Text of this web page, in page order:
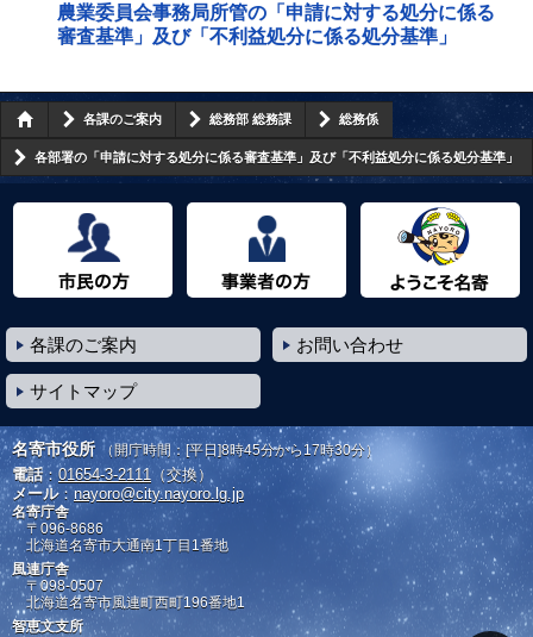
農業委員会事務局所管の「申請に対する処分に係る
審査基準」及び「不利益処分に係る処分基準」
各課のご案内 総務部 総務課 総務係
各部署の「申請に対する処分に係る審査基準」及び「不利益処分に係る処分基準」
各課のご案内 お問い合わせ
サイトマップ
名寄市役所 （開庁時間：[平日]8時45分から17時30分）
電話： 01654-3-2111（交換）
メール：nayoro@city.nayoro.lg.jp
名寄庁舎
〒096-8686
北海道名寄市大通南1丁目1番地
風連庁舎
〒098-0507
北海道名寄市風連町西町196番地1
智恵文支所